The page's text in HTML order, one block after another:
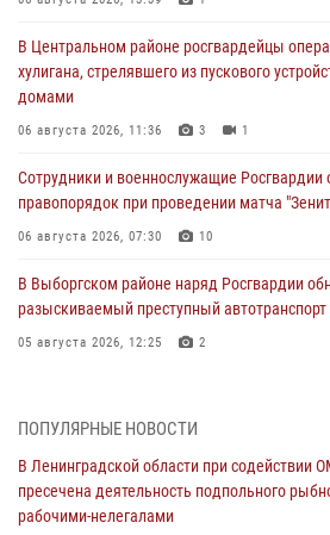
В Центральном районе росгвардейцы
хулигана, стрелявшего из пускового
домами
06 августа 2026, 11:36 3 1
Сотрудники и военнослужащие Росгвардии
правопорядок при проведении матча
06 августа 2026, 07:30 10
В Выборгском районе наряд Росгвардии
разыскиваемый преступный автотранспорт
05 августа 2026, 12:25 2
Ленобласти
04 августа 2026, 14:05
В Зеленогорске сотрудники Росгвардии,
ПОПУЛЯРНЫЕ НОВОСТИ
В Ленинградской области при содействии
пресечена деятельность подпольного
рабочими-нелегалами